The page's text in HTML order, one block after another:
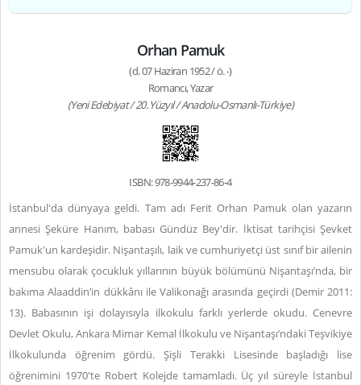
Orhan Pamuk
(d. 07 Haziran 1952 / ö. -)
Romancı, Yazar
(Yeni Edebiyat / 20. Yüzyıl / Anadolu-Osmanlı-Türkiye)
ISBN: 978-9944-237-86-4
İstanbul'da dünyaya geldi. Tam adı Ferit Orhan Pamuk olan yazarın
annesi Şeküre Hanım, babası Gündüz Bey'dir. İktisat tarihçisi Şevket
Pamuk'un kardeşidir. Nişantaşılı, laik ve cumhuriyetçi üst sınıf bir ailenin
mensubu olarak çocukluk yıllarının büyük bölümünü Nişantaşı’nda, bir
bakıma Alaaddin’in dükkânı ile Valikonağı arasında geçirdi (Demir 2011:
13). Babasının işi dolayısıyla ilkokulu farklı yerlerde okudu. Cenevre
Devlet Okulu, Ankara Mimar Kemal İlkokulu ve Nişantaşı’ndaki Teşvikiye
İlkokulunda öğrenim gördü. Şişli Terakki Lisesinde başladığı lise
öğrenimini 1970'te Robert Kolejde tamamladı. Üç yıl süreyle İstanbul